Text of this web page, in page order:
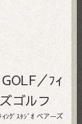
／ﾌｨ
ゴルフ
ﾝｸﾞｽﾀｼﾞｵ ベアーズ